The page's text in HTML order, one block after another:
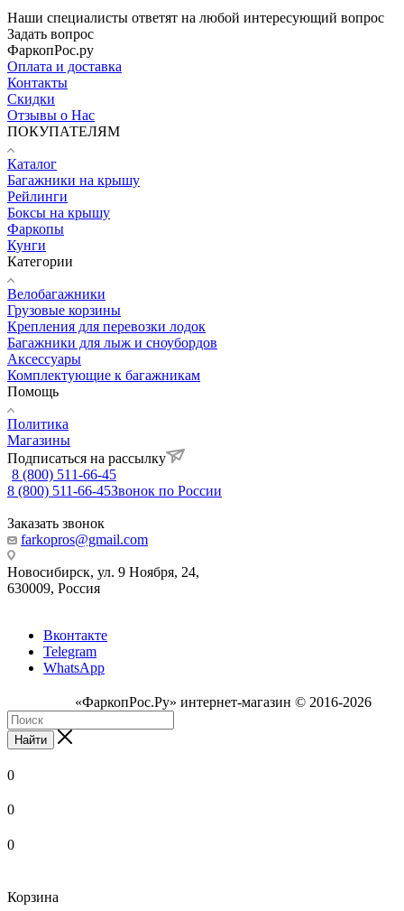
Наши специалисты ответят на любой интересующий вопрос
Задать вопрос
ФаркопРос.ру
Оплата и доставка
Контакты
Скидки
Отзывы о Нас
ПОКУПАТЕЛЯМ
Каталог
Багажники на крышу
Рейлинги
Боксы на крышу
Фаркопы
Кунги
Категории
Велобагажники
Грузовые корзины
Крепления для перевозки лодок
Багажники для лыж и сноубордов
Аксессуары
Комплектующие к багажникам
Помощь
Политика
Магазины
Подписаться на рассылку
8 (800) 511-66-45
8 (800) 511-66-45Звонок по России
Заказать звонок
farkopros@gmail.com
Новосибирск, ул. 9 Ноября, 24,
630009, Россия
Вконтакте
Telegram
WhatsApp
«ФаркопРос.Ру» интернет-магазин © 2016-2026
Найти
0
0
0
Корзина